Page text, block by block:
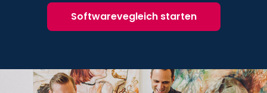
Softwarevegleich starten